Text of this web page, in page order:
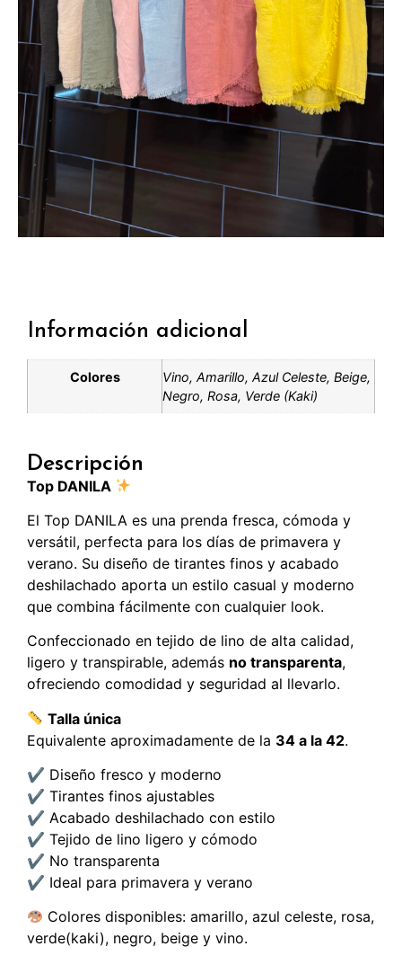
Información adicional
Colores
Vino, Amarillo, Azul Celeste, Beige,
Negro, Rosa, Verde (Kaki)
Descripción
Top DANILA
El Top DANILA es una prenda fresca, cómoda y
versátil, perfecta para los días de primavera y
verano. Su diseño de tirantes finos y acabado
deshilachado aporta un estilo casual y moderno
que combina fácilmente con cualquier look.
Confeccionado en tejido de lino de alta calidad,
ligero y transpirable, además no transparenta,
ofreciendo comodidad y seguridad al llevarlo.
Talla única
Equivalente aproximadamente de la 34 a la 42.
✔ Diseño fresco y moderno
✔ Tirantes finos ajustables
✔ Acabado deshilachado con estilo
✔ Tejido de lino ligero y cómodo
✔ No transparenta
✔ Ideal para primavera y verano
Colores disponibles: amarillo, azul celeste, rosa,
verde(kaki), negro, beige y vino.